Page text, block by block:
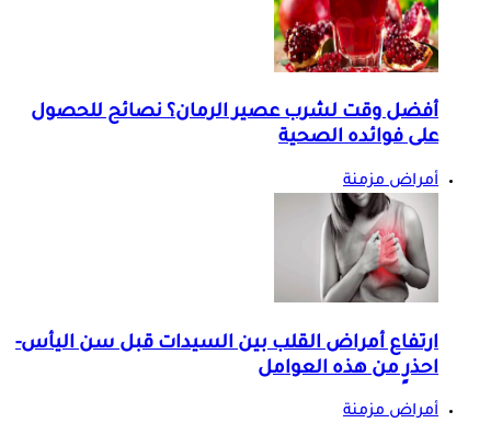
أفضل وقت لشرب عصير الرمان؟ نصائح للحصول
على فوائده الصحية
أمراض مزمنة
ارتفاع أمراض القلب بين السيدات قبل سن اليأس-
احذرٍ من هذه العوامل
أمراض مزمنة